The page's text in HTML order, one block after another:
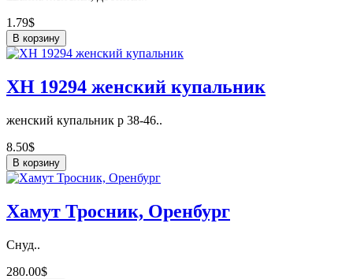
1.79$
В корзину
ХН 19294 женский купальник
женский купальник р 38-46..
8.50$
В корзину
Хамут Тросник, Оренбург
Снуд..
280.00$